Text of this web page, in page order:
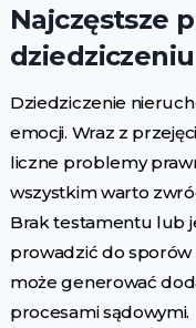
Najczęstsze
Dziedziczenie
emocji. Wraz z
liczne problemy
wszystkim warto
Brak testamentu lub
prowadzić do
może generować
procesami sądowymi.